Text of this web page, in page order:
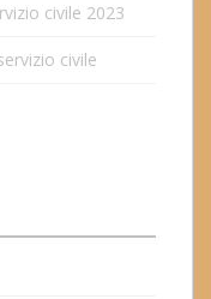
civile 2023
civile